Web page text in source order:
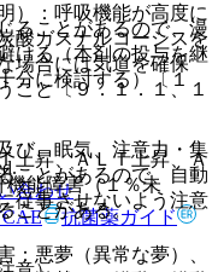
ることがあるので、漫
ける（本剤の投与を継
分に検討する）〔１
び、眠気、注意力・集
ことがあるので、自動
従事させないよう注意
）：呼吸機能が高度に
酸ガスナルコーシスを
場合には気道を確保
こと〔９．１．１、１
上昇、ＡＬＴ上昇、Ａ
機能障害（１％未
ことがある。
悪夢（異常な夢）、
合わせ
抗菌薬ガイド